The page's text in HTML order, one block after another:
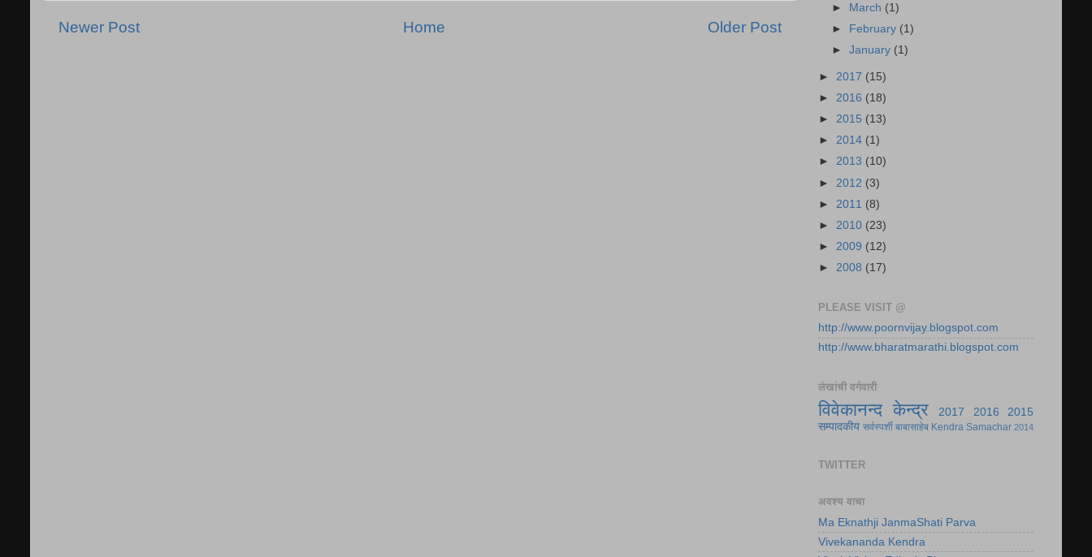
Newer Post Older Post
Home
►
March (1)
►
February (1)
►January (1)
► 2017 (15)
► 2016 (18)
► 2015 (13)
► 2014 (1)
► 2013 (10)
► 2012 (3)
► 2011 (8)
► 2010 (23)
► 2009 (12)
► 2008 (17)
PLEASE VISIT @
http://www.poornvijay.blogspot.com
http://www.bharatmarathi.blogspot.com
लेखांची वर्गवारी
विवेकानन्द केन्द्र 2017 2016
2015
सम्पादकीय सर्वस्पर्शी बाबासाहेब Kendra Samachar 2014
TWITTER
अवश्य वाचा
Ma Eknathji JanmaShati Parva
Vivekananda Kendra